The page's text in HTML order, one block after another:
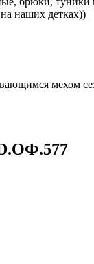
наших детках))
мехом